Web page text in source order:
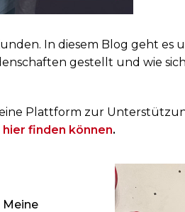
In diesem Blog geht es
gestellt und wie
eine Plattform zur
hier finden können.
Meine